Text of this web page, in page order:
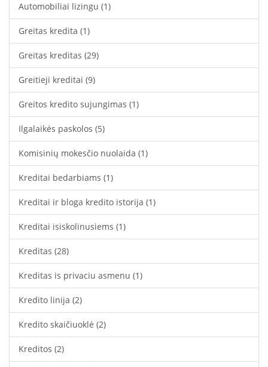
Automobiliai lizingu (1)
Greitas kredita (1)
Greitas kreditas (29)
Greitieji kreditai (9)
Greitos kredito sujungimas (1)
Ilgalaikės paskolos (5)
Komisinių mokesčio nuolaida (1)
Kreditai bedarbiams (1)
Kreditai ir bloga kredito istorija (1)
Kreditai isiskolinusiems (1)
Kreditas (28)
Kreditas is privaciu asmenu (1)
Kredito linija (2)
Kredito skaičiuoklė (2)
Kreditos (2)